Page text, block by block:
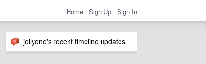
Home Sign Up Sign In
jellyone's recent timeline updates